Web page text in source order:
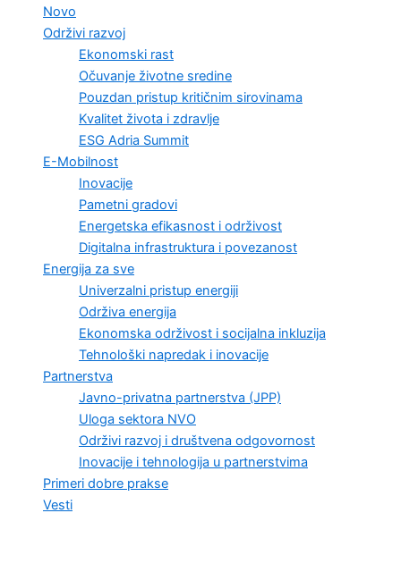
Novo
Održivi razvoj
Ekonomski rast
Očuvanje životne sredine
Pouzdan pristup kritičnim sirovinama
Kvalitet života i zdravlje
ESG Adria Summit
E-Mobilnost
Inovacije
Pametni gradovi
Energetska efikasnost i održivost
Digitalna infrastruktura i povezanost
Energija za sve
Univerzalni pristup energiji
Održiva energija
Ekonomska održivost i socijalna inkluzija
Tehnološki napredak i inovacije
Partnerstva
Javno-privatna partnerstva (JPP)
Uloga sektora NVO
Održivi razvoj i društvena odgovornost
Inovacije i tehnologija u partnerstvima
Primeri dobre prakse
Vesti